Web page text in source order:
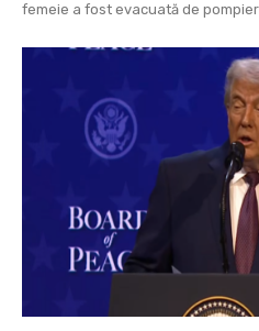
femeie a fost evacuată de